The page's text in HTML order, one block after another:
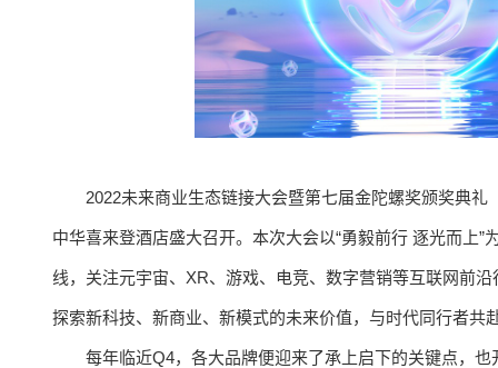
2022未来商业生态链接大会暨第七届金陀螺奖颁奖典礼
中华喜来登酒店盛大召开。本次大会以“勇毅前行 逐光而上”
线，关注元宇宙、XR、游戏、电竞、数字营销等互联网前
探索新科技、新商业、新模式的未来价值，与时代同行者共
每年临近Q4，各大品牌便迎来了承上启下的关键点，